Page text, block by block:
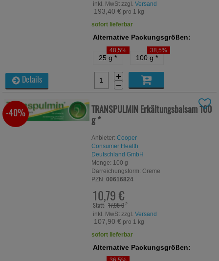
inkl. MwSt zzgl.Versand
193,40 € pro 1 kg
sofort lieferbar
Alternative Packungsgrößen:
25 g*
48,5%
100 g *
38,5%
+
−
Details
TRANSPULMIN Erkältungsbalsam100
g*
Anbieter: Cooper
Consumer Health
Deutschland GmbH
Menge: 100 g
Darreichungsform: Creme
PZN: 00616824
10,79 €
Statt: 17,98 €²
inkl. MwSt zzgl.Versand
107,90 € pro 1 kg
-40%
sofort lieferbar
Alternative Packungsgrößen: